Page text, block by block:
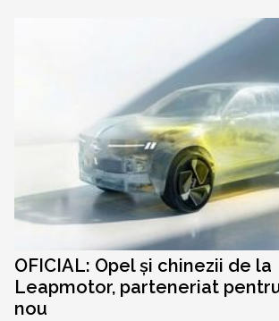
OFICIAL: Opel și chinezii de la
Leapmotor, parteneriat
nou